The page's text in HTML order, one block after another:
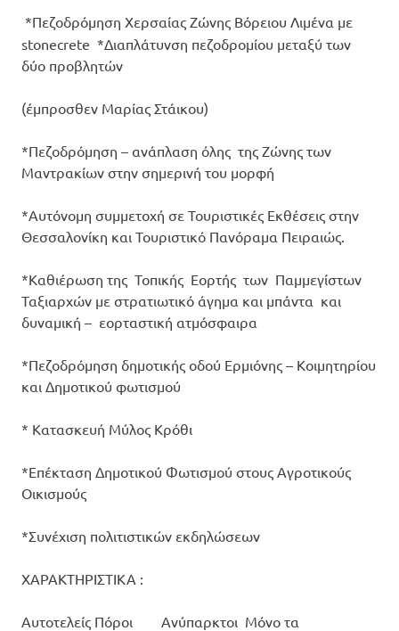
*Πεζοδρόμηση Χερσαίας Ζώνης Βόρειου Λιμένα με
stonecrete *Διαπλάτυνση πεζοδρομίου μεταξύ των
δύο προβλητών
(έμπροσθεν Μαρίας Στάικου)
*Πεζοδρόμηση – ανάπλαση όλης της Ζώνης των
Μαντρακίων στην σημερινή του μορφή
*Αυτόνομη συμμετοχή σε Τουριστικές Εκθέσεις στην
Θεσσαλονίκη και Τουριστικό Πανόραμα Πειραιώς.
*Καθιέρωση της Τοπικής Εορτής των Παμμεγίστων
Ταξιαρχών με στρατιωτικό άγημα και μπάντα και
δυναμική – εορταστική ατμόσφαιρα
*Πεζοδρόμηση δημοτικής οδού Ερμιόνης – Κοιμητηρίου
και Δημοτικού φωτισμού
* Κατασκευή Μύλος Κρόθι
*Επέκταση Δημοτικού Φωτισμού στους Αγροτικούς
Οικισμούς
*Συνέχιση πολιτιστικών εκδηλώσεων
ΧΑΡΑΚΤΗΡΙΣΤΙΚΑ :
Αυτοτελείς Πόροι Ανύπαρκτοι Μόνο τα